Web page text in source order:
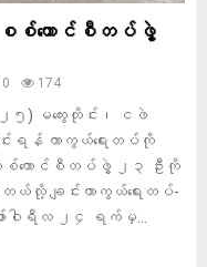
တဲ့ စစ်ကောင်စီတပ်ဖွဲ့
0 174
၅) မကွေးတိုင်း၊ ငဖဲ
င်းရန် ကာကွယ်ရေးတပ်ကို
ကောင်စီတပ်ဖွဲ့ ၂၃ ဦးကို
ချင်းကာကွယ်ရေးတပ်-
ဝါရီလ ၂၄ ရက်မှ...